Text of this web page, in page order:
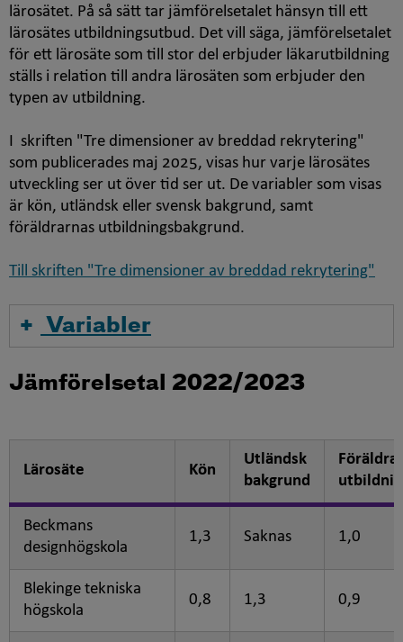
lärosätet. På så sätt tar jämförelsetalet hänsyn till ett
lärosätes utbildningsutbud. Det vill säga, jämförelsetalet
för ett lärosäte som till stor del erbjuder läkarutbildning
ställs i relation till andra lärosäten som erbjuder den
typen av utbildning.
I skriften "Tre dimensioner av breddad rekrytering"
som publicerades maj 2025, visas hur varje lärosätes
utveckling ser ut över tid ser ut. De variabler som visas
är kön, utländsk eller svensk bakgrund, samt
föräldrarnas utbildningsbakgrund.
Till skriften "Tre dimensioner av breddad rekrytering"
Variabler
Jämförelsetal 2022/2023
Lärosäte Kön
Utländsk
bakgrund
Beckmans
designhögskola
1,3 Saknas 1,0
Blekinge tekniska
högskola
0,8 1,3 0,9